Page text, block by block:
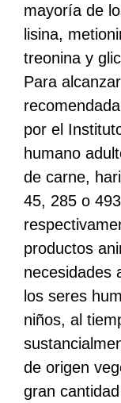
mayoría de
lisina,
treonina y
Para
por el
humano
de carne,
45, 285 o
productos
necesidades
los seres
niños, al
de origen
gran